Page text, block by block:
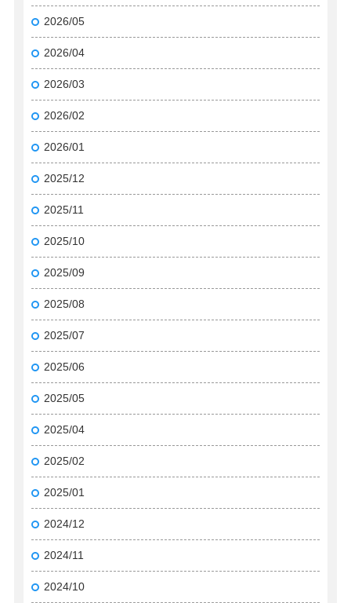
2026/05
2026/04
2026/03
2026/02
2026/01
2025/12
2025/11
2025/10
2025/09
2025/08
2025/07
2025/06
2025/05
2025/04
2025/02
2025/01
2024/12
2024/11
2024/10